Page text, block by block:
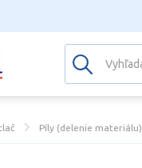
Píly (delenie materiálu)